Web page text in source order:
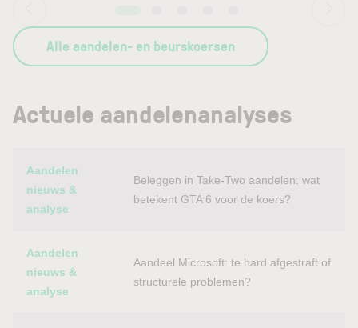
Alle aandelen- en beurskoersen
Actuele aandelenanalyses
Category
Aandelen
nieuws &
analyse
Beleggen in Take-Two aandelen: wat
betekent GTA 6 voor de koers?
Aandelen
nieuws &
analyse
Aandeel Microsoft: te hard afgestraft of
structurele problemen?